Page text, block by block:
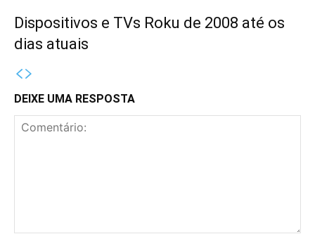
Dispositivos e TVs Roku de 2008 até os
dias atuais
DEIXE UMA RESPOSTA